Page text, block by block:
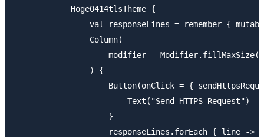
            Hoge0414tlsTheme {
val responseLines = remember {
                Column(
modifier =
                ) {
Button(onClick = {
                        Text("Send HTTPS Request")
                    }
                    responseLines.forEach { line ->